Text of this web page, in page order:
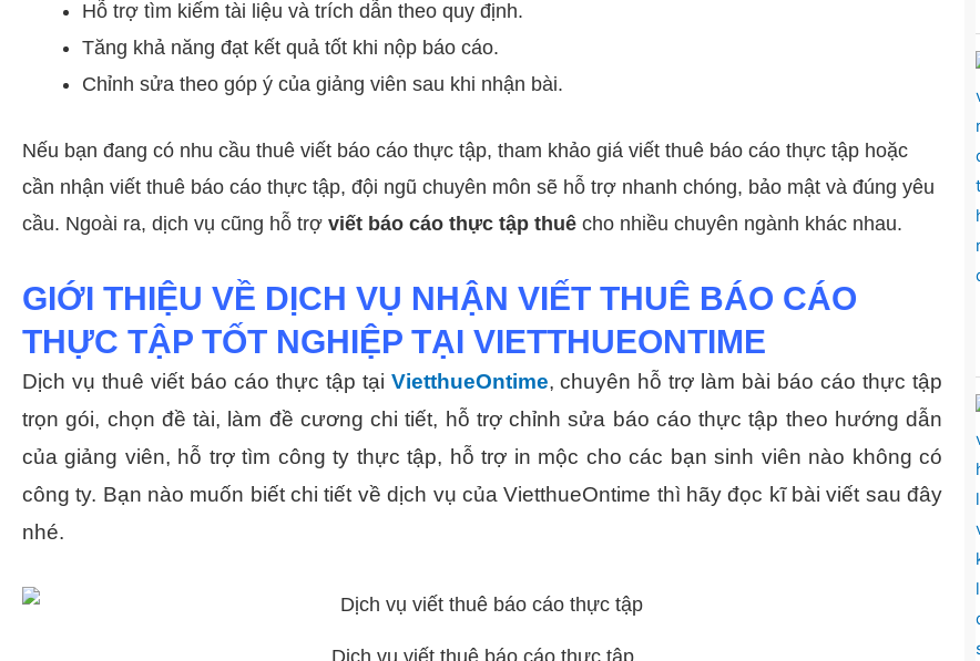
Hỗ trợ tìm kiếm tài liệu và trích dẫn theo quy định.
Tăng khả năng đạt kết quả tốt khi nộp báo cáo.
Chỉnh sửa theo góp ý của giảng viên sau khi nhận bài.
Nếu bạn đang có nhu cầu thuê viết báo cáo thực tập, tham khảo giá viết thuê báo cáo thực tập hoặc
cần nhận viết thuê báo cáo thực tập, đội ngũ chuyên môn sẽ hỗ trợ nhanh chóng, bảo mật và đúng yêu
cầu. Ngoài ra, dịch vụ cũng hỗ trợ viết báo cáo thực tập thuê cho nhiều chuyên ngành khác nhau.
GIỚI THIỆU VỀ DỊCH VỤ NHẬN VIẾT THUÊ BÁO CÁO
THỰC TẬP TỐT NGHIỆP TẠI VIETTHUEONTIME
Dịch vụ thuê viết báo cáo thực tập tại VietthueOntime, chuyên hỗ trợ làm bài báo cáo thực tập
trọn gói, chọn đề tài, làm đề cương chi tiết, hỗ trợ chỉnh sửa báo cáo thực tập theo hướng dẫn
của giảng viên, hỗ trợ tìm công ty thực tập, hỗ trợ in mộc cho các bạn sinh viên nào không có
công ty. Bạn nào muốn biết chi tiết về dịch vụ của VietthueOntime thì hãy đọc kĩ bài viết sau đây
nhé.